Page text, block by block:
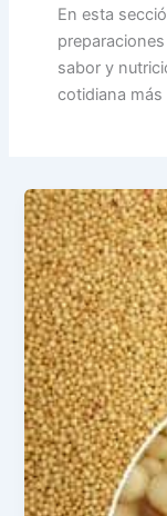
En esta
sabor y
cotidiana más